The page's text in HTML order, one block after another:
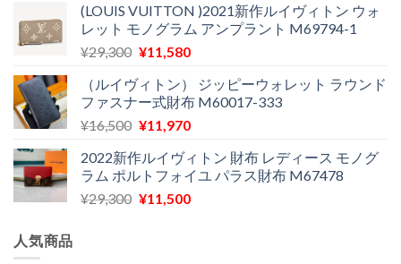
価
格
は
で
し
た。
の
価
格
¥12,900
で
す。
(LOUIS VUITTON )2021新作ルイヴィトン ウォ
レット モノグラム アンプラント M69794-1
¥29,300 元
価
格
は
で
し
た。
¥11,580現
の
価
格
¥11,580
で
す。
（ルイヴィトン） ジッピーウォレット ラウンド
ファスナー式財布 M60017-333
¥16,500 元
価
格
は
¥11,970現
の
価
格
2022新作ルイヴィトン 財布 レディース モノグ
ラム ポルトフォイユ パラス財布 M67478
¥29,300 元
¥11,500現
人気商品